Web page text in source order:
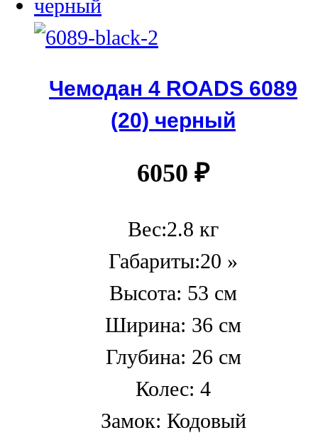
Чемодан 4 ROADS 6089
(20) черный
6050 ₽
Вес:2.8 кг
Габариты:20 »
Высота: 53 см
Ширина: 36 см
Глубина: 26 см
Колес: 4
Замок: Кодовый